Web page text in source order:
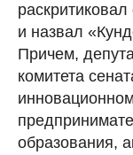
и назвал
Причем,
комитета
образования,